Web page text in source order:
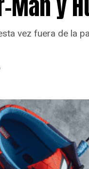
vez fuera de la